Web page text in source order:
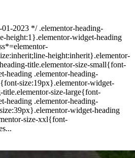
2023 */ .elementor-heading-
height:1}.elementor-widget-heading
height:inherit}.elementor-
title.elementor-size-small{font-
heading .elementor-heading-
size:19px}.elementor-widget-
title.elementor-size-large{font-
heading .elementor-heading-
widget-heading
size-xxl{font-